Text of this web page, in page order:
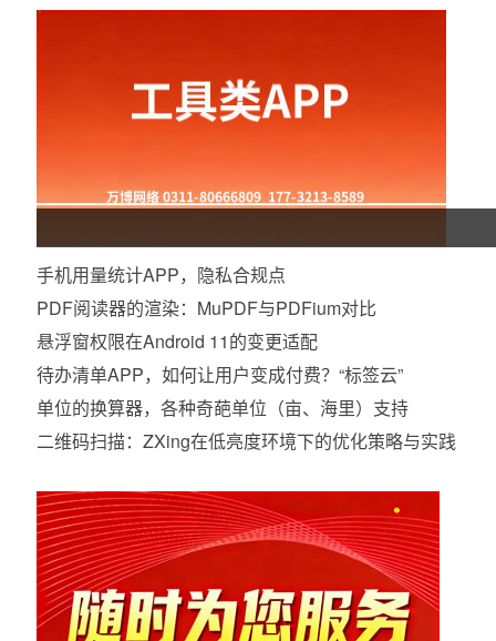
手机用量统计APP，隐私合规点
PDF阅读器的渲染：MuPDF与PDFium对比
悬浮窗权限在Android 11的变更适配
待办清单APP，如何让用户变成付费？“标签云”
单位的换算器，各种奇葩单位（亩、海里）支持
二维码扫描：ZXing在低亮度环境下的优化策略与实践